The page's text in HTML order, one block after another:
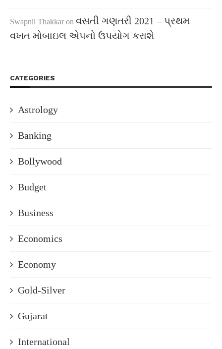
Swapnil Thakkar on વસતી ગણતરી 2021 – પ્રથમ
વખત મોબાઇલ એપનો ઉપયોગ કરાશે
CATEGORIES
Astrology
Banking
Bollywood
Budget
Business
Economics
Economy
Gold-Silver
Gujarat
International